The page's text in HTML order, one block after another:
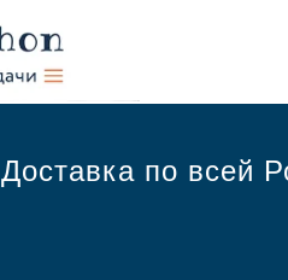
Доставка по всей